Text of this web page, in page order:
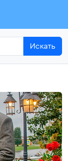
Искать